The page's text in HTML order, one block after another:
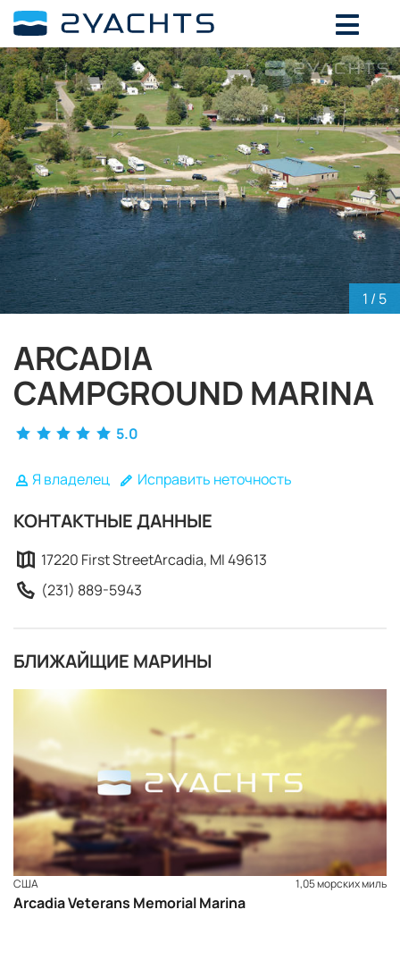
1 / 5
ARCADIA
CAMPGROUND MARINA
5.0
Я владелец Исправить неточность
КОНТАКТНЫЕ ДАННЫЕ
17220 First StreetArcadia, MI 49613
(231) 889-5943
БЛИЖАЙЩИЕ МАРИНЫ
США 1,05 морских миль
Arcadia Veterans Memorial Marina
ВЫБЕРИТЕ ДАТЫ ДЛЯ ОПРЕДЕЛЕНИЯ
СТОИМОСТИ
Август, 2026
ПН ВТ СР ЧТ ПТ СБ ВС
27 28 29 30 31 1
2
3
4 5 6 7 8
9
10
11 12 13 14 15
16
17
18 19 20 21 22
23
24
25 26 27 28 29
30
31
1 2 3 4 5
ЗАБРОНИРОВАТЬ